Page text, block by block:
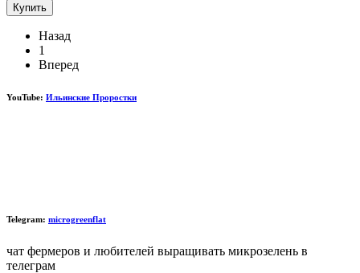
Купить
Назад
1
Вперед
YouTube: Ильинские Проростки
Telegram: microgreenflat
чат фермеров и любителей выращивать микрозелень в
телеграм